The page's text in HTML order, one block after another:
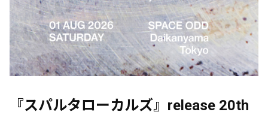
『スパルタローカルズ』release 20th